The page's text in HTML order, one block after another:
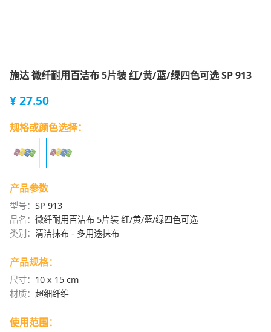
施达 微纤耐用百洁布 5片装 红/黄/蓝/绿四色可选 SP 913
¥ 27.50
规格或颜色选择：
产品参数
型号： SP 913
品名： 微纤耐用百洁布 5片装 红/黄/蓝/绿四色可选
类别： 清洁抹布 - 多用途抹布
产品规格：
尺寸： 10 x 15 cm
材质： 超细纤维
使用范围：